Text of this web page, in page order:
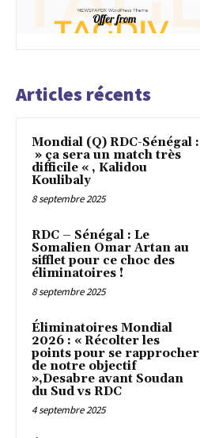
Articles récents
Mondial (Q) RDC-Sénégal :
» ça sera un match très
difficile « , Kalidou
Koulibaly
8 septembre 2025
RDC – Sénégal : Le
Somalien Omar Artan au
sifflet pour ce choc des
éliminatoires !
8 septembre 2025
Éliminatoires Mondial
2026 : « Récolter les
points pour se rapprocher
de notre objectif
»,Desabre avant Soudan
du Sud vs RDC
4 septembre 2025